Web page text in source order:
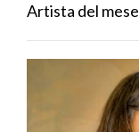
Artista del mese